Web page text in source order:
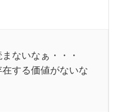
ないなぁ・・・
する価値がないな